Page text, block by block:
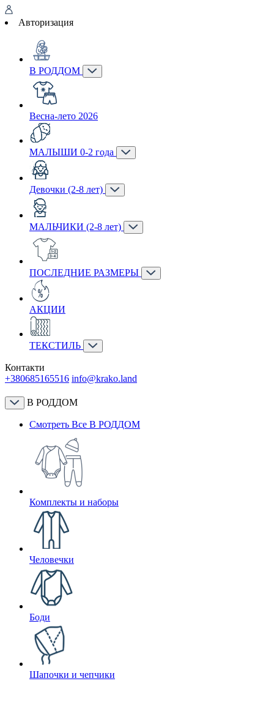
Авторизация
В РОДДОМ
Весна-лето 2026
МАЛЫШИ 0-2 года
Девочки (2-8 лет)
МАЛЬЧИКИ (2-8 лет)
ПОСЛЕДНИЕ РАЗМЕРЫ
АКЦИИ
ТЕКСТИЛЬ
Контакти
+380685165516 info@krako.land
В РОДДОМ
Смотреть Все В РОДДОМ
Комплекты и наборы
Человечки
Боди
Шапочки и чепчики